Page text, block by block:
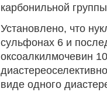
карбонильной группы
Установлено, что
сульфонах 6 и
оксоалкилмочевин
виде одного